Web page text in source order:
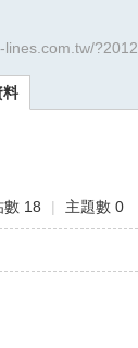
lines.com.tw/?2012
料
數 18 | 主題數 0